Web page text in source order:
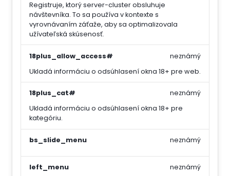
Registruje, ktorý server-cluster obsluhuje
návštevníka. To sa používa v kontexte s
vyrovnávaním záťaže, aby sa optimalizovala
užívateľská skúsenosť.
18plus_allow_access#
Ukladá informáciu o odsúhlasení okna 18+ pre web.
neznámý
18plus_cat#
Ukladá informáciu o odsúhlasení okna 18+ pre
kategóriu.
neznámý
bs_slide_menu neznámý
left_menu
neznámý